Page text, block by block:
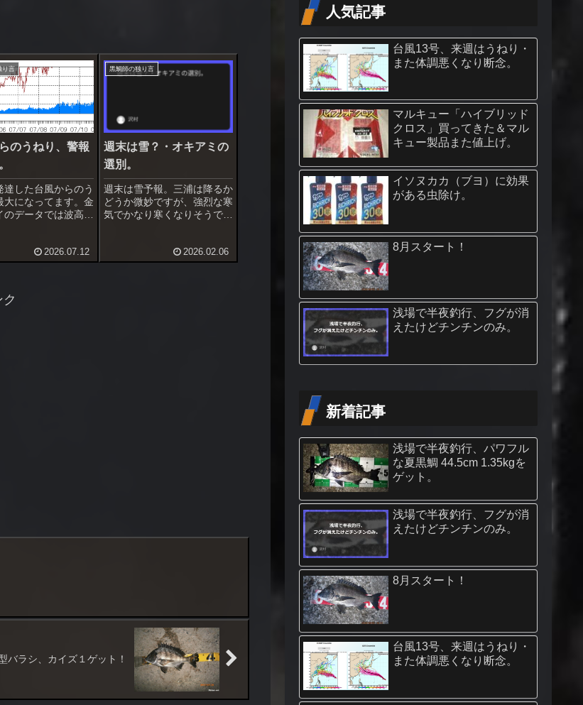
り言
のうねり、警報
達した台風からのう
大になってます。金
のデータでは波高２
。これ、波浪警報出
良いですね。最近は
2026.07.12
黒鯛師の独り言
週末は雪？・オキアミの
選別。
週末は雪予報。三浦は降るか
どうか微妙ですが、強烈な寒
気でかなり寒くなりそうで
干潮だしね。でも春はもうそ
こまで、暖かくなる日が待ち
2026.02.06
バラシ、カイズ１ゲット！
人気記事
台風13号、来週はうねり・
また体調悪くなり断念。
マルキュー「ハイブリッド
クロス」買ってきた＆マル
キュー製品また値上げ。
イソヌカカ（ブヨ）に効果
がある虫除け。
8月スタート！
浅場で半夜釣行、フグが消
えたけどチンチンのみ。
新着記事
浅場で半夜釣行、パワフル
な夏黒鯛 44.5cm 1.35kgを
ゲット。
浅場で半夜釣行、フグが消
えたけどチンチンのみ。
8月スタート！
台風13号、来週はうねり・
また体調悪くなり断念。